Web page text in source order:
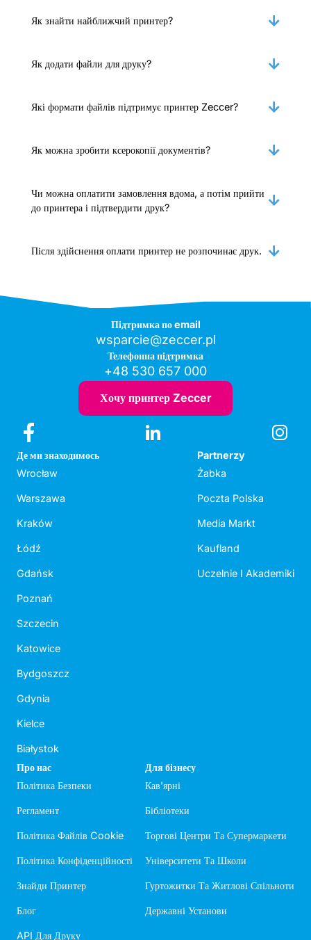
Як знайти найближчий принтер?
Як додати файли для друку?
Які формати файлів підтримує принтер Zeccer?
Як можна зробити ксерокопії документів?
Чи можна оплатити замовлення вдома, а потім прийти
до принтера і підтвердити друк?
Після здійснення оплати принтер не розпочинає друк.
Підтримка по email
wsparcie@zeccer.pl
Телефонна підтримка
+48 530 657 000
Хочу принтер Zeccer
Де ми знаходимось
Wrocław
Warszawa
Kraków
Łódź
Gdańsk
Poznań
Szczecin
Katowice
Bydgoszcz
Gdynia
Kielce
Białystok
Partnerzy
Żabka
Poczta Polska
Media Markt
Kaufland
Uczelnie I Akademiki
Про нас
Політика Безпеки
Регламент
Політика Файлів Cookie
Політика Конфіденційності
Знайди Принтер
Блог
API Для Друку
Для бізнесу
Кав'ярні
Бібліотеки
Торгові Центри Та Супермаркети
Університети Та Школи
Гуртожитки Та Житлові Спільноти
Державні Установи